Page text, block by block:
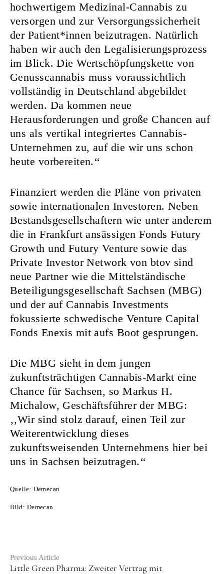
Continue
Previous Article
Little Green Pharma: Zweiter Vertrag mit
hochwertigem Medizinal-Cannabis zu
versorgen und zur Versorgungssicherheit
der Patient*innen beizutragen. Natürlich
haben wir auch den Legalisierungsprozess
im Blick. Die Wertschöpfungskette von
Genusscannabis muss voraussichtlich
vollständig in Deutschland abgebildet
werden. Da kommen neue
Herausforderungen und große Chancen auf
uns als vertikal integriertes Cannabis-
Unternehmen zu, auf die wir uns schon
heute vorbereiten.‘‘
Finanziert werden die Pläne von privaten
sowie internationalen Investoren. Neben
Bestandsgesellschaftern wie unter anderem
die in Frankfurt ansässigen Fonds Futury
Growth und Futury Venture sowie das
Private Investor Network von btov sind
neue Partner wie die Mittelständische
Beteiligungsgesellschaft Sachsen (MBG)
und der auf Cannabis Investments
fokussierte schwedische Venture Capital
Fonds Enexis mit aufs Boot gesprungen.
Die MBG sieht in dem jungen
zukunftsträchtigen Cannabis-Markt eine
Chance für Sachsen, so Markus H.
Michalow, Geschäftsführer der MBG:
‚‚Wir sind stolz darauf, einen Teil zur
Weiterentwicklung dieses
zukunftsweisenden Unternehmens hier bei
uns in Sachsen beizutragen.‘‘
Quelle: Demecan
Bild: Demecan